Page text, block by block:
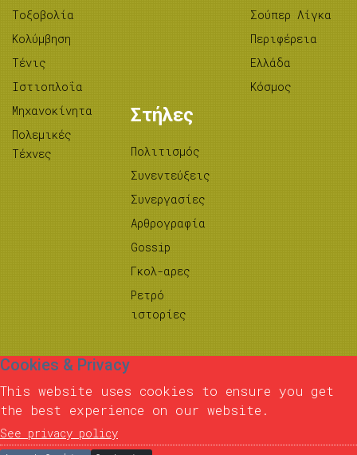
Tοξοβολία
Κολύμβηση
Τένις
Ιστιοπλοΐα
Μηχανοκίνητα
Πολεμικές
Τέχνες
Σούπερ Λίγκα
Περιφέρεια
Ελλάδα
Κόσμος
Στήλες
Πολιτισμός
Συνεντεύξεις
Συνεργασίες
Αρθρογραφία
Gossip
Γκολ-αρες
Ρετρό
ιστορίες
Cookies & Privacy
This website uses cookies to ensure you get
the best experience on our website.
See privacy policy